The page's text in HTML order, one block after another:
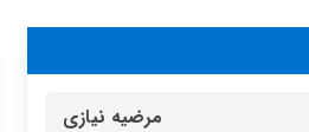
مرضیه نیازی